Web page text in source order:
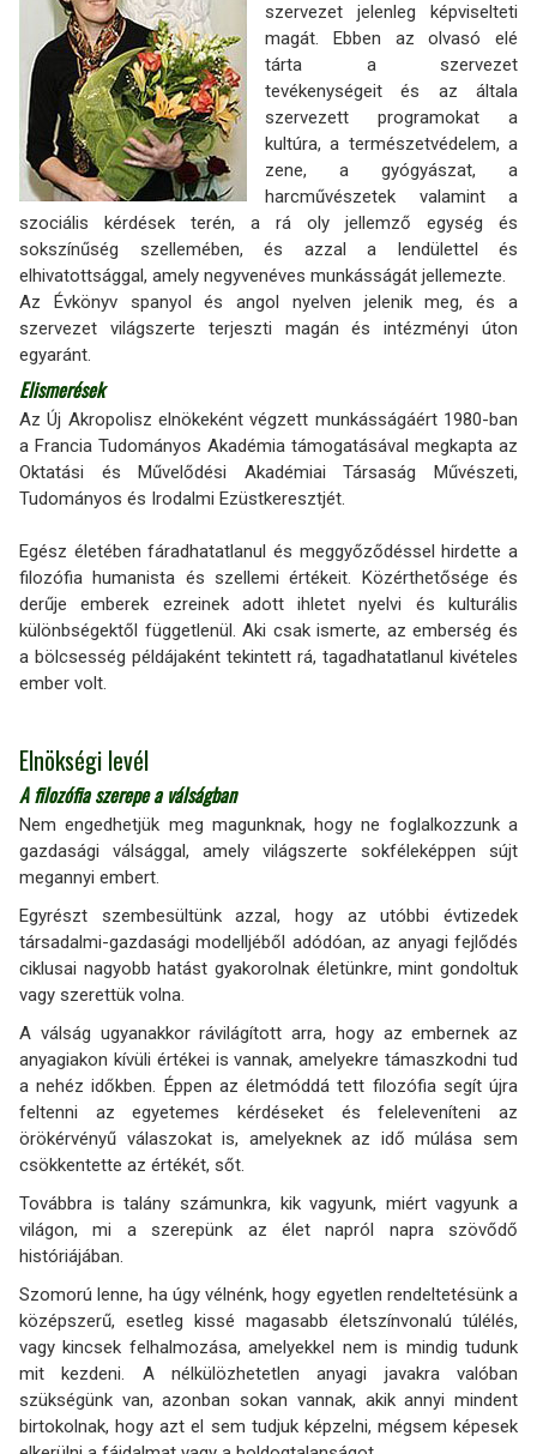
szervezet jelenleg képviselteti
magát. Ebben az olvasó elé
tárta a szervezet
tevékenységeit és az általa
szervezett programokat a
kultúra, a természetvédelem, a
zene, a gyógyászat, a
harcművészetek valamint a
szociális kérdések terén, a rá oly jellemző egység és
sokszínűség szellemében, és azzal a lendülettel és
elhivatottsággal, amely negyvenéves munkásságát jellemezte.
Az Évkönyv spanyol és angol nyelven jelenik meg, és a
szervezet világszerte terjeszti magán és intézményi úton
egyaránt.
Elismerések
Az Új Akropolisz elnökeként végzett munkásságáért 1980-ban
a Francia Tudományos Akadémia támogatásával megkapta az
Oktatási és Művelődési Akadémiai Társaság Művészeti,
Tudományos és Irodalmi Ezüstkeresztjét.
Egész életében fáradhatatlanul és meggyőződéssel hirdette a
filozófia humanista és szellemi értékeit. Közérthetősége és
derűje emberek ezreinek adott ihletet nyelvi és kulturális
különbségektől függetlenül. Aki csak ismerte, az emberség és
a bölcsesség példájaként tekintett rá, tagadhatatlanul kivételes
ember volt.
Elnökségi levél
A filozófia szerepe a válságban
Nem engedhetjük meg magunknak, hogy ne foglalkozzunk a
gazdasági válsággal, amely világszerte sokféleképpen sújt
megannyi embert.
Egyrészt szembesültünk azzal, hogy az utóbbi évtizedek
társadalmi-gazdasági modelljéből adódóan, az anyagi fejlődés
ciklusai nagyobb hatást gyakorolnak életünkre, mint gondoltuk
vagy szerettük volna.
A válság ugyanakkor rávilágított arra, hogy az embernek az
anyagiakon kívüli értékei is vannak, amelyekre támaszkodni tud
a nehéz időkben. Éppen az életmóddá tett filozófia segít újra
feltenni az egyetemes kérdéseket és feleleveníteni az
örökérvényű válaszokat is, amelyeknek az idő múlása sem
csökkentette az értékét, sőt.
Továbbra is talány számunkra, kik vagyunk, miért vagyunk a
világon, mi a szerepünk az élet napról napra szövődő
históriájában.
Szomorú lenne, ha úgy vélnénk, hogy egyetlen rendeltetésünk a
középszerű, esetleg kissé magasabb életszínvonalú túlélés,
vagy kincsek felhalmozása, amelyekkel nem is mindig tudunk
mit kezdeni. A nélkülözhetetlen anyagi javakra valóban
szükségünk van, azonban sokan vannak, akik annyi mindent
birtokolnak, hogy azt el sem tudjuk képzelni, mégsem képesek